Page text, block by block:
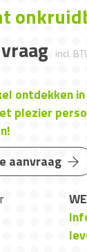
incl.
ontdekken
plezier
aanvraag